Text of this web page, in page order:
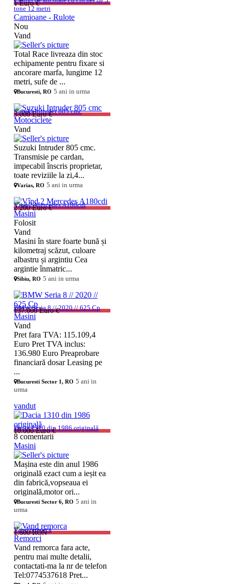
1 Euro €
tone 12 metri
Camioane - Rulote
Nou
Vand
Total Race livreaza din stoc
echipamente pentru fixare si
ancorare marfa, lungime 12
metri, sufe de ...
Bucuresti, RO 5 ani in urma
3.000 Euro €
Suzuki Intruder 805 cmc
Motociclete
Vand
Suzuki Intruder 805 cmc.
Transmisie pe cardan,
impecabil înscris proprietar,
toate reviziile la zi,4...
Varias, RO 5 ani in urma
2.200 Euro €
Vînd 2 Mercedes A180cdi
Masini
Folosit
Vand
Masini în stare foarte bună și
kilometraj scăzut, culoare
albastru și argintiu Cea
argintie înmatric...
Sibiu, RO 5 ani in urma
137.000 Euro €
BMW Seria 8 // 2020 // 625 Cp
Masini
Vand
Pret fara TVA: 115.109,4
Euro Pret TVA inclus:
136.980 Euro Preaprobare
financiară dosar Leasing pe
...
Bucuresti Sector 1, RO 5 ani in
urma
vandut
10.000 Euro €
Dacia 1310 din 1986 originală
8 comentarii
Masini
Mașina este din anul 1986
originală ezact cum a ieșit ea
din fabrică,vopseaua ei
originală,motor ori...
Bucuresti Sector 6, RO 5 ani in
urma
1.600 RON
Vand remorca
Remorci
Vand remorca fara acte,
pentru mai multe detalii,
contactati-ma la nr de telefon
Tel:0774537618 Pret...